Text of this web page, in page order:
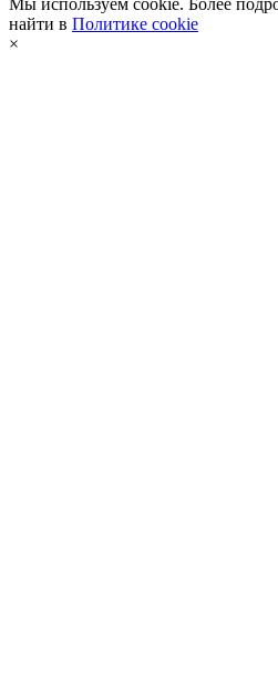
Мы используем cookie. Более
найти в Политике cookie
×